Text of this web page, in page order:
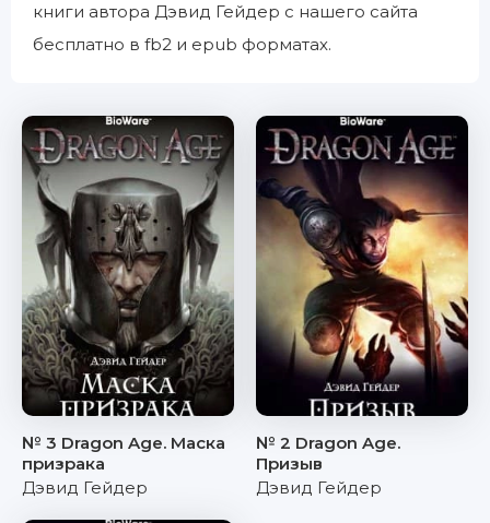
книги автора Дэвид Гейдер с нашего сайта
бесплатно в fb2 и epub форматах.
№ 3 Dragon Age. Маска
призрака
Дэвид Гейдер
№ 2 Dragon Age.
Призыв
Дэвид Гейдер